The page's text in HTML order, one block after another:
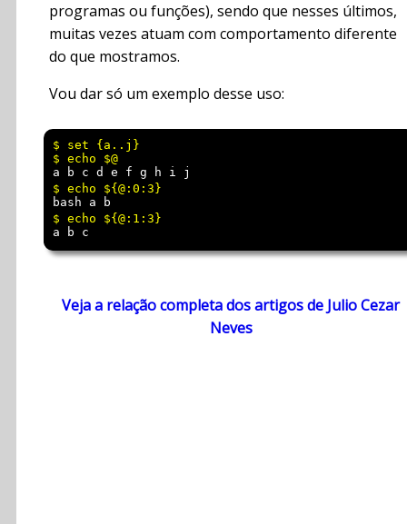
programas ou funções), sendo que nesses últimos,
muitas vezes atuam com comportamento diferente
do que mostramos.
Vou dar só um exemplo desse uso:
$ set {a..j}
a b c d e f g h i j
bash a b
a b c
Veja a relação completa dos artigos de Julio Cezar
Neves